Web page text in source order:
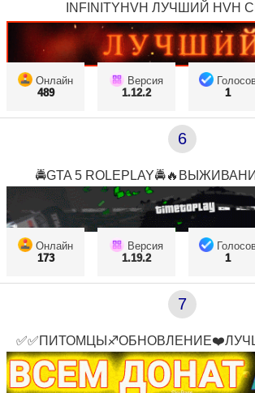
INFINITYHVH ЛУЧШИЙ HVH
Онлайн
489
Версия
1.12.2
1
6
🚔GTA 5
Онлайн
173
Версия
1.19.2
1
7